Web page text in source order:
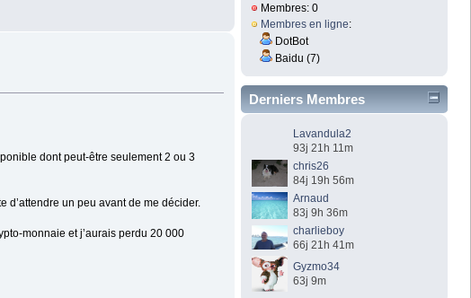
dont peut-être seulement 2 ou 3
d’attendre un peu avant de me décider.
monnaie et j’aurais perdu 20 000
Membres: 0
Membres en ligne:
DotBot
Baidu (7)
Derniers Membres
Lavandula2
93j 21h 11m
chris26
84j 19h 56m
Arnaud
83j 9h 36m
charlieboy
66j 21h 41m
Gyzmo34
63j 9m